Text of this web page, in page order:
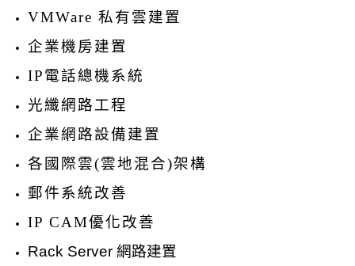
VMWare 私有雲建置
企業機房建置
IP電話總機系統
光纖網路工程
企業網路設備建置
各國際雲(雲地混合)架構
郵件系統改善
IP CAM優化改善
Rack Server 網路建置